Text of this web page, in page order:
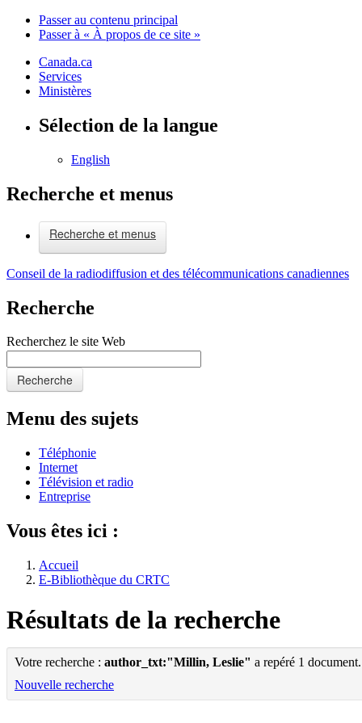
Passer au contenu principal
Passer à « À propos de ce site »
Canada.ca
Services
Ministères
Sélection de la langue
English
Recherche et menus
Recherche et menus
Conseil de la radiodiffusion et des télécommunications canadiennes
Recherche
Recherchez le site Web
Recherche
Menu des sujets
Téléphonie
Internet
Télévision et radio
Entreprise
Vous êtes ici :
Accueil
E-Bibliothèque du CRTC
Résultats de la recherche
Votre recherche : author_txt:"Millin, Leslie" a repéré 1 document.
Nouvelle recherche